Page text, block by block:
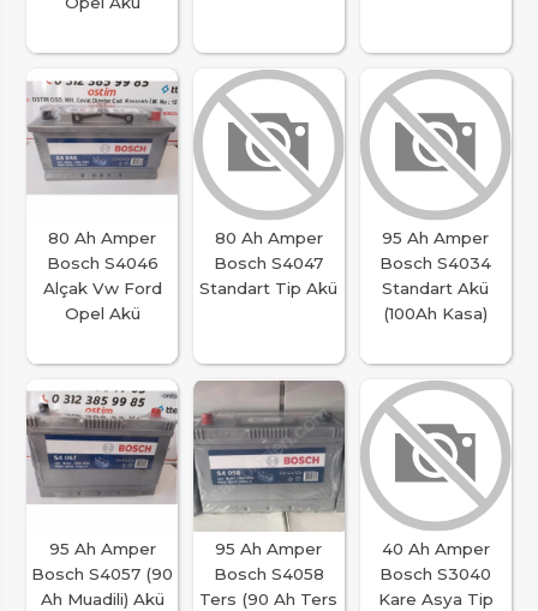
80 Ah Amper
Bosch S4046
Alçak Vw Ford
Opel Akü
80 Ah Amper
Bosch S4047
Standart Tip Akü
95 Ah Amper
Bosch S4034
Standart Akü
(100Ah Kasa)
95 Ah Amper
Bosch S4057 (90
Ah Muadili) Akü
95 Ah Amper
Bosch S4058
Ters (90 Ah Ters
40 Ah Amper
Bosch S3040
Kare Asya Tip